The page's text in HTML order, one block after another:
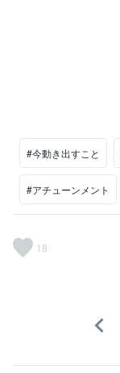
#今動き出すこと
#アチューンメント
18